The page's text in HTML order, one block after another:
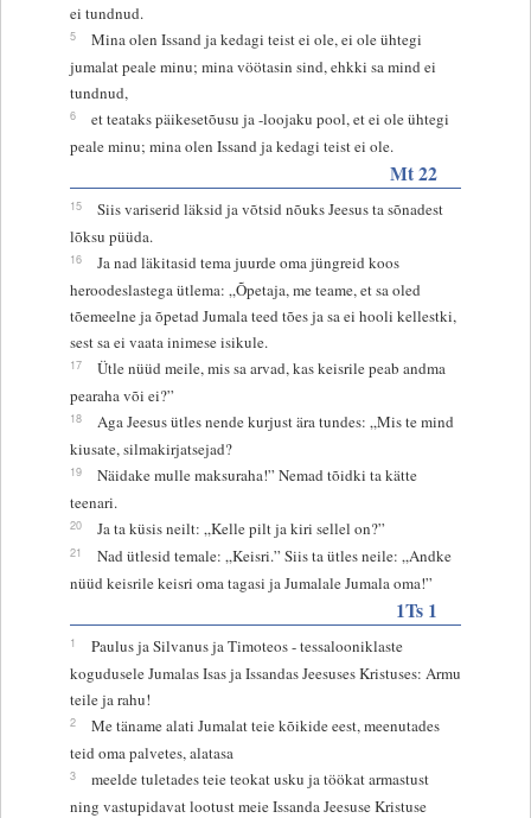
ei tundnud.
5
Mina olen Issand ja kedagi teist ei ole, ei ole ühtegi
jumalat peale minu; mina vöötasin sind, ehkki sa mind ei
tundnud,
6
et teataks päikesetõusu ja -loojaku pool, et ei ole ühtegi
peale minu; mina olen Issand ja kedagi teist ei ole.
Mt 22
15
Siis variserid läksid ja võtsid nõuks Jeesus ta sõnadest
lõksu püüda.
16
Ja nad läkitasid tema juurde oma jüngreid koos
heroodeslastega ütlema: „Õpetaja, me teame, et sa oled
tõemeelne ja õpetad Jumala teed tões ja sa ei hooli kellestki,
sest sa ei vaata inimese isikule.
17
Ütle nüüd meile, mis sa arvad, kas keisrile peab andma
pearaha või ei?”
18
Aga Jeesus ütles nende kurjust ära tundes: „Mis te mind
kiusate, silmakirjatsejad?
19
Näidake mulle maksuraha!” Nemad tõidki ta kätte
teenari.
20 Ja ta küsis neilt: „Kelle pilt ja kiri sellel on?”
21
Nad ütlesid temale: „Keisri.” Siis ta ütles neile: „Andke
nüüd keisrile keisri oma tagasi ja Jumalale Jumala oma!”
1Ts 1
1
Paulus ja Silvanus ja Timoteos - tessalooniklaste
kogudusele Jumalas Isas ja Issandas Jeesuses Kristuses: Armu
teile ja rahu!
2
Me täname alati Jumalat teie kõikide eest, meenutades
teid oma palvetes, alatasa
3
meelde tuletades teie teokat usku ja töökat armastust
ning vastupidavat lootust meie Issanda Jeesuse Kristuse